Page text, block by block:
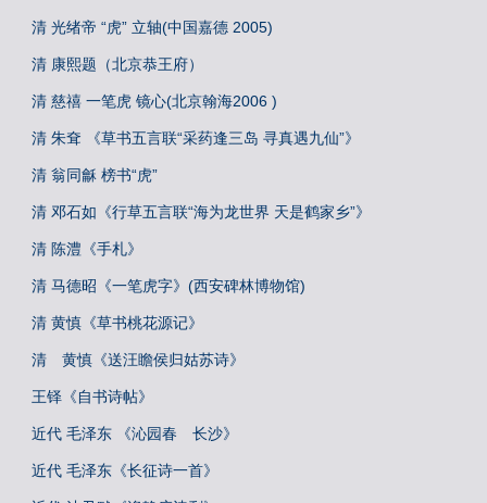
清 光绪帝 “虎” 立轴(中国嘉德 2005)
清 康熙题（北京恭王府）
清 慈禧 一笔虎 镜心(北京翰海2006 )
清 朱耷 《草书五言联“采药逢三岛 寻真遇九仙”》
清 翁同龢 榜书“虎”
清 邓石如《行草五言联“海为龙世界 天是鹤家乡”》
清 陈澧《手札》
清 马德昭《一笔虎字》(西安碑林博物馆)
清 黄慎《草书桃花源记》
清 黄慎《送汪瞻侯归姑苏诗》
王铎《自书诗帖》
近代 毛泽东 《沁园春 长沙》
近代 毛泽东《长征诗一首》